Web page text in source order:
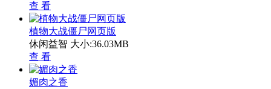
查 看
植物大战僵尸网页版
休闲益智 大小:36.03MB
查 看
媚肉之香